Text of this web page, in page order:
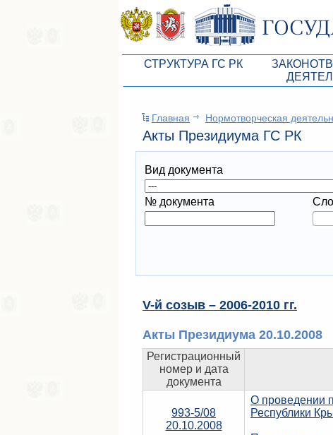
СТРУКТУРА ГС РК
Президиум ГС РК
Депутатский корпус
Комитеты ГС РК
Депутатские фракции ГС РК
Поиск депутата по округу
Бюджет
Информация
Схема
Главная Нормотворческая
Aкты Президиума ГС РК
Вид документа
№ документа
V-й созыв – 2006-2010 гг.
Акты Президиума 20.10.2008
Регистрационный
номер и дата
документа
993-5/08
20.10.2008
О проведении
Республики